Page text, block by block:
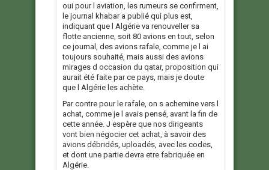
oui pour l aviation, les rumeurs se confirment,
le journal khabar a publié qui plus est,
indiquant que l Algérie va renouveller sa
flotte ancienne, soit 80 avions en tout, selon
ce journal, des avions rafale, comme je l ai
toujours souhaité, mais aussi des avions
mirages d occasion du qatar, proposition qui
aurait été faite par ce pays, mais je doute
que l Algérie les achète.
Par contre pour le rafale, on s achemine vers l
achat, comme je l avais pensé, avant la fin de
cette année. J espère que nos dirigeants
vont bien négocier cet achat, à savoir des
avions débridés, uploadés, avec les codes,
et dont une partie devra etre fabriquée en
Algérie.